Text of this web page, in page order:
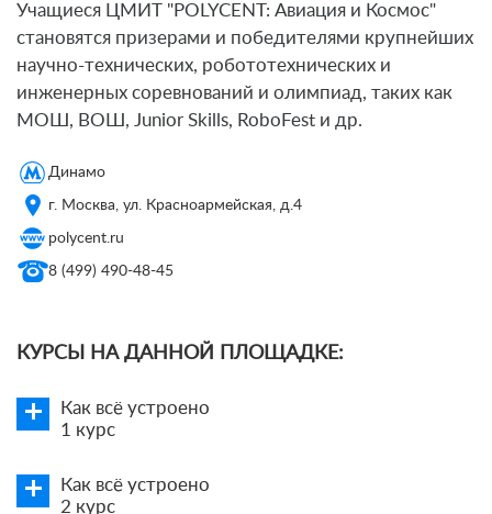
Учащиеся ЦМИТ "POLYCENT: Авиация и Космос"
становятся призерами и победителями крупнейших
научно-технических, робототехнических и
инженерных соревнований и олимпиад, таких как
МОШ, ВОШ, Junior Skills, RoboFest и др.
Динамо
г. Москва, ул. Красноармейская, д.4
polycent.ru
8 (499) 490-48-45
КУРСЫ НА ДАННОЙ ПЛОЩАДКЕ:
Как всё устроено
1 курс
Как всё устроено
2 курс